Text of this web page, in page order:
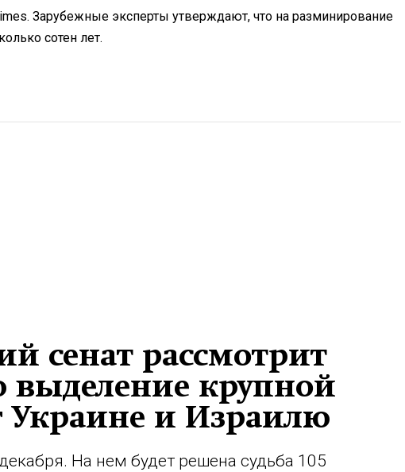
Зарубежные эксперты утверждают, что на разминирование
сотен лет.
сенат рассмотрит
выделение крупной
Украине и Израилю
На нем будет решена судьба 105